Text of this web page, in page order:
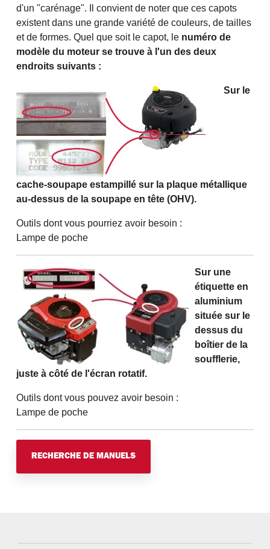
d'un "carénage". Il convient de noter que ces capots
existent dans une grande variété de couleurs, de tailles
et de formes. Quel que soit le capot, le numéro de
modèle du moteur se trouve à l'un des deux
endroits suivants :
Sur le
cache-soupape estampillé sur la plaque métallique
au-dessus de la soupape en tête (OHV).
Outils dont vous pourriez avoir besoin :
Lampe de poche
Sur une
étiquette en
aluminium
située sur le
dessus du
boîtier de la
soufflerie,
juste à côté de l'écran rotatif.
Outils dont vous pouvez avoir besoin :
Lampe de poche
RECHERCHE DE MANUELS